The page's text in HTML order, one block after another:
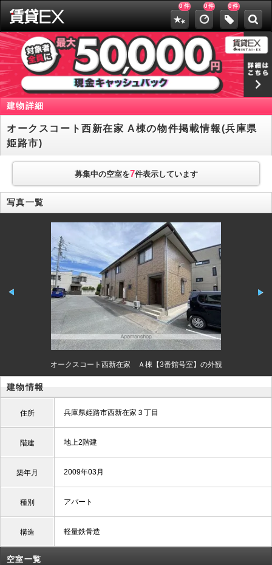
0 件 0件 0件
建物詳細
オークスコート西新在家 A棟の物件掲載情報(兵庫県
姫路市)
募集中の空室を7件表示しています
写真一覧
オークスコート西新在家 Ａ棟【3番館号室】の外観
建物情報
住所 兵庫県姫路市西新在家３丁目
階建 地上2階建
築年月 2009年03月
種別 アパート
構造 軽量鉄骨造
空室一覧